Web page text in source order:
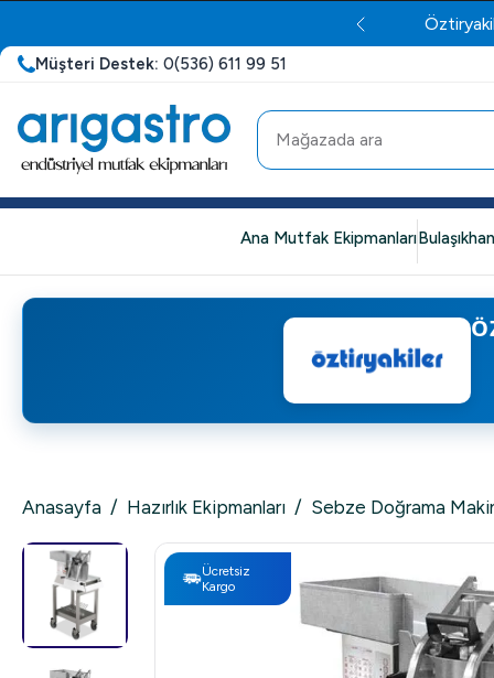
Müşteri Destek: 0(536) 611 99 51
Ana Mutfak Ekipmanları
Anasayfa / Hazırlık Ekipmanları / Sebze Doğrama
Ücretsiz
Kargo